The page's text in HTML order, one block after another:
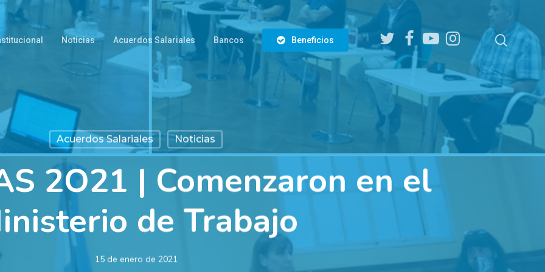
Noticias Acuerdos Salariales Bancos Beneficios
twitter facebookyoutubeinstagram search
Acuerdos Salariales Noticias
2O21 | Comenzaron en el
de Trabajo
15 de enero de 2021